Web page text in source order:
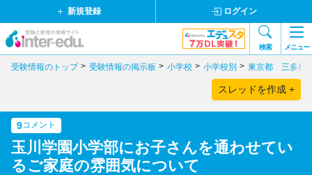
新規登録 ログイン
検索 メニュー
受験情報のトップ 受験情報の掲示板 小学校 小学校別 東京都 三多摩
スレッドを作成 +
9コメント
玉川学園小学部にお子さんを通わせてい
るご家庭の雰囲気について